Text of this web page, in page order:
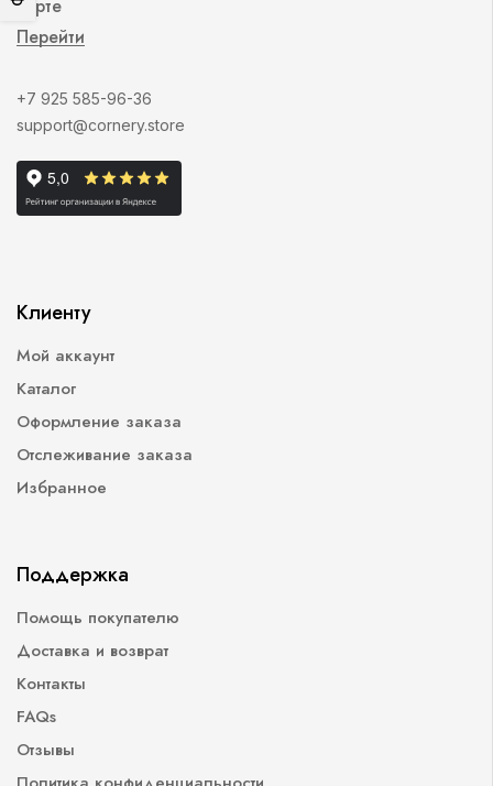
карте
Перейти
+7 925 585-96-36
support@cornery.store
Клиенту
Мой аккаунт
Каталог
Оформление заказа
Отслеживание заказа
Избранное
Поддержка
Помощь покупателю
Доставка и возврат
Контакты
FAQs
Отзывы